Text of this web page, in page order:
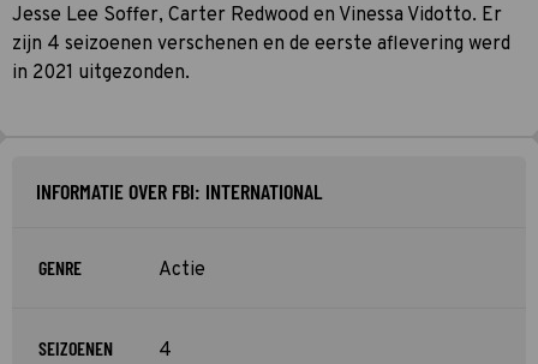
Jesse Lee Soffer, Carter Redwood en Vinessa Vidotto. Er
zijn 4 seizoenen verschenen en de eerste aflevering werd
in 2021 uitgezonden.
INFORMATIE OVER FBI: INTERNATIONAL
GENRE Actie
SEIZOENEN 4